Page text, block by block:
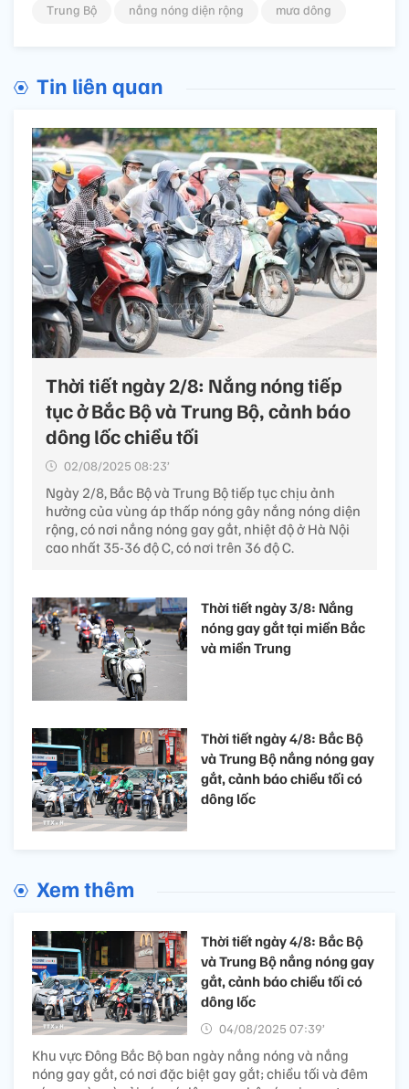
Trung Bộ
nắng nóng diện rộng mưa dông
Tin liên quan
Thời tiết ngày 2/8: Nắng nóng tiếp
tục ở Bắc Bộ và Trung Bộ, cảnh báo
dông lốc chiều tối
02/08/2025 08:23’
Ngày 2/8, Bắc Bộ và Trung Bộ tiếp tục chịu ảnh
hưởng của vùng áp thấp nóng gây nắng nóng diện
rộng, có nơi nắng nóng gay gắt, nhiệt độ ở Hà Nội
cao nhất 35-36 độ C, có nơi trên 36 độ C.
Thời tiết ngày 3/8: Nắng
nóng gay gắt tại miền Bắc
và miền Trung
Thời tiết ngày 4/8: Bắc Bộ
và Trung Bộ nắng nóng gay
gắt, cảnh báo chiều tối có
dông lốc
Xem thêm
Thời tiết ngày 4/8: Bắc Bộ
và Trung Bộ nắng nóng gay
gắt, cảnh báo chiều tối có
dông lốc
04/08/2025 07:39’
Khu vực Đông Bắc Bộ ban ngày nắng nóng và nắng
nóng gay gắt, có nơi đặc biệt gay gắt; chiều tối và đêm